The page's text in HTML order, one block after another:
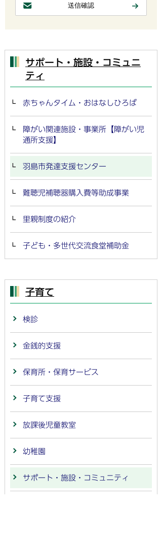
サポート・施設・コミュニ
ティ
赤ちゃんタイム・おはなしひろば
障がい関連施設・事業所【障がい児
通所支援】
羽島市発達支援センター
難聴児補聴器購入費等助成事業
里親制度の紹介
子ども・多世代交流食堂補助金
子育て
検診
金銭的支援
保育所・保育サービス
子育て支援
放課後児童教室
幼稚園
サポート・施設・コミュニティ